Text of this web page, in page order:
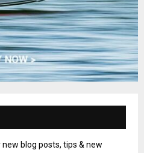
blog posts, tips & new